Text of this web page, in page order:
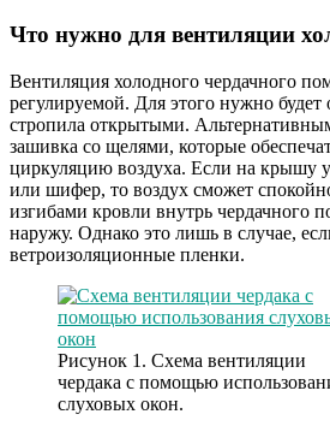
Что нужно для вентиляции
Вентиляция холодного чердачного
регулируемой. Для этого нужно будет
стропила открытыми.
зашивка со щелями, которые
циркуляцию воздуха. Если на крышу
или шифер, то воздух сможет
изгибами кровли внутрь чердачного
наружу. Однако это лишь в случае,
ветроизоляционные пленки.
Рисунок 1. Схема вентиляции
чердака с помощью
слуховых окон.